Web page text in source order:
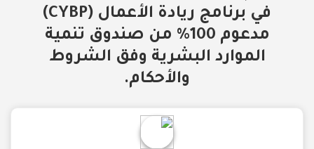
في برنامج ريادة الأعمال (CYBP)
مدعوم 100% من صندوق تنمية
الموارد البشرية وفق الشروط
والأحكام.